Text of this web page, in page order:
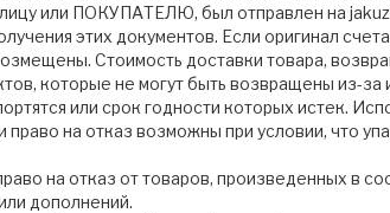
или ПОКУПАТЕЛЮ, был отправлен на
этих документов. Если оригинал
Стоимость доставки товара,
которые не могут быть возвращены из-
или срок годности которых истек.
на отказ возможны при условии, что
на отказ от товаров, произведенных в
дополнений.